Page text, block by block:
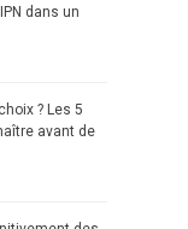
dans un
? Les 5
avant de